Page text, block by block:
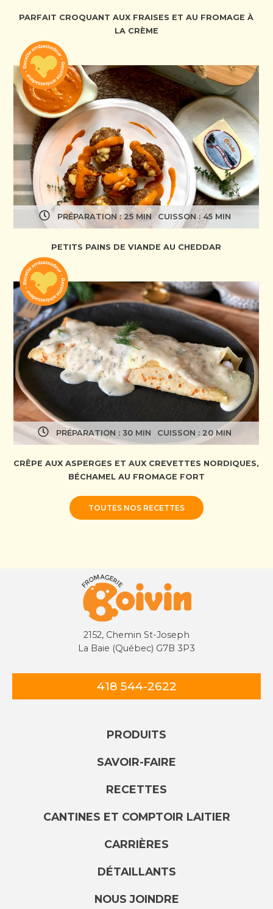
PARFAIT CROQUANT AUX FRAISES ET AU FROMAGE À
LA CRÈME
PRÉPARATION : 25 MIN CUISSON : 45 MIN
PETITS PAINS DE VIANDE AU CHEDDAR
PRÉPARATION : 30 MIN CUISSON : 20 MIN
CRÊPE AUX ASPERGES ET AUX CREVETTES NORDIQUES,
BÉCHAMEL AU FROMAGE FORT
TOUTES NOS RECETTES
2152, Chemin St-Joseph
La Baie (Québec) G7B 3P3
418 544-2622
PRODUITS
SAVOIR-FAIRE
RECETTES
CANTINES ET COMPTOIR LAITIER
CARRIÈRES
DÉTAILLANTS
NOUS JOINDRE